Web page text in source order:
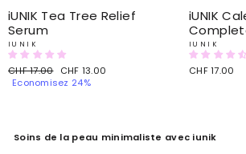
iUNIK Tea Tree Relief
Serum
IUNIK
Prix
régulier
CHF 17.00 Prix
de
CHF 13.00
Economisez 24%
iUNIK
IUNIK
CHF 17.00
Soins de la peau minimaliste avec iunik